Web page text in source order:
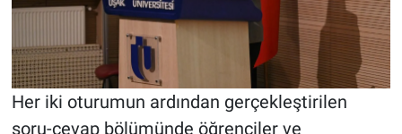
Her iki oturumun ardından gerçekleştirilen
soru-cevap bölümünde öğrenciler ve